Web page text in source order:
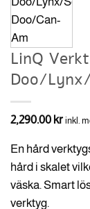
LinQ
Doo/
2,290.00 kr inkl.
En hård
hård i skalet
väska. Smart
verktyg.